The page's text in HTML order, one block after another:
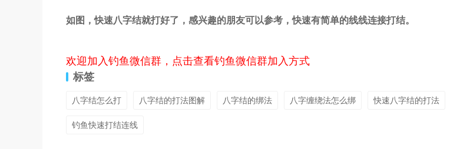
如图，快速八字结就打好了，感兴趣的朋友可以参考，快速有简单的线线连接打结。
欢迎加入钓鱼微信群，点击查看钓鱼微信群加入方式
标签
八字结怎么打 八字结的打法图解 八字结的绑法 八字缠绕法怎么绑 快速八字结的打法
钓鱼快速打结连线